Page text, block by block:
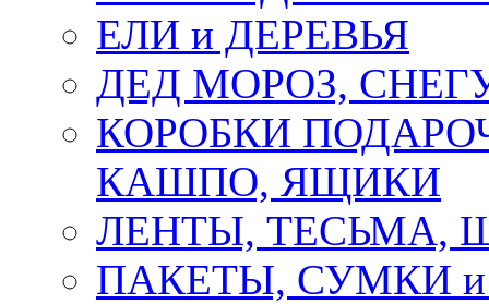
ЕЛИ и ДЕРЕВЬЯ
ДЕД МОРОЗ,
КОРОБКИ
КАШПО, ЯЩИКИ
ЛЕНТЫ, ТЕСЬМА,
ПАКЕТЫ, СУМКИ